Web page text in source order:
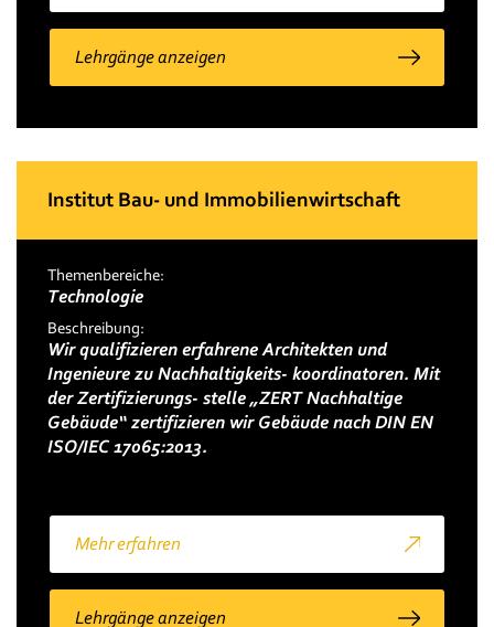
Lehrgänge anzeigen
Institut Bau- und Immobilienwirtschaft
Themenbereiche:
Technologie
Beschreibung:
Wir qualifizieren erfahrene Architekten und
Ingenieure zu Nachhaltigkeits- koordinatoren. Mit
der Zertifizierungs- stelle „ZERT Nachhaltige
Gebäude“ zertifizieren wir Gebäude nach DIN EN
ISO/IEC 17065:2013.
Mehr erfahren
Lehrgänge anzeigen